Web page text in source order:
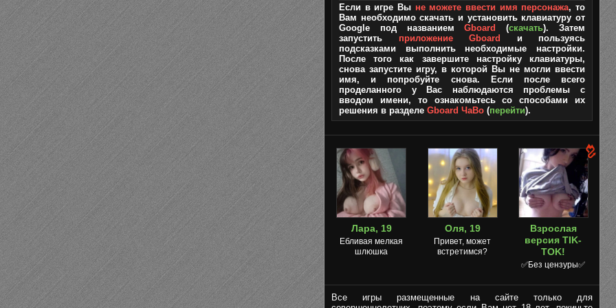
Если в игре Вы не можете ввести имя персонажа, то
Вам необходимо скачать и установить клавиатуру от
Google под названиемGboard (скачать). Затем
запустить приложение Gboard
и пользуясь
подсказками выполнить необходимые настройки.
После того как завершите настройку клавиатуры,
снова запустите игру, в которой Вы не могли ввести
имя, и попробуйте снова. Если после всего
проделанного у Вас наблюдаются проблемы с
вводом имени, то ознакомьтесь со способами их
решения в разделе Gboard ЧаВо (перейти).
Лара, 19
Ебливая мелкая
шлюшка
Оля, 19
Привет, может
встретимся?
Взрослая
версия TIK-
TOK!
✅Без цензуры✅
Все игры размещенные на сайте только для